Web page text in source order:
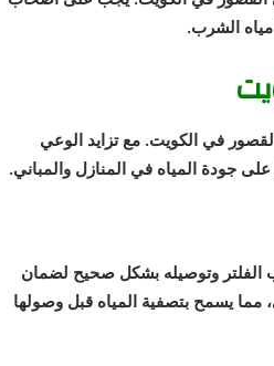
مياه الشرب.
في الكويت. مع تزايد الوعي
جودة المياه في المنازل والمباني.
الفلتر وتوصيله بشكل صحيح لضمان
مما يسمح بتصفية المياه قبل وصولها